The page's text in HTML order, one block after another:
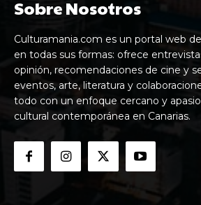
Sobre Nosotros
Culturamania.com es un portal web
en todas sus formas: ofrece
opinión, recomendaciones de cine y
eventos, arte, literatura y
todo con un enfoque cercano y
cultural contemporánea en Canarias.